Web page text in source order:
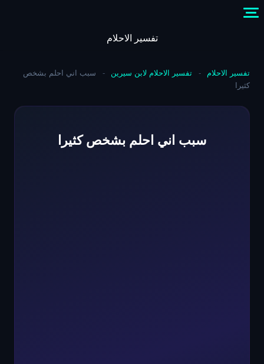
content
تفسير الاحلام
تفسير الاحلام - تفسير الاحلام لابن سيرين -
سبب اني احلم بشخص
كثيرا
سبب اني احلم بشخص كثيرا